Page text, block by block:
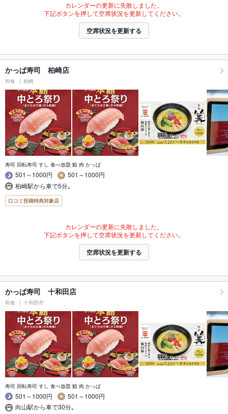
カレンダーの更新に失敗しました。
下記ボタンを押して空席状況を更新してください。
空席状況を更新する
かっぱ寿司 柏崎店
和食 柏崎
寿司 回転寿司 すし 食べ放題 鮨 肉 かっぱ
501～1000円
501～1000円
柏崎駅から車で5分｡
口コミ投稿特典対象店
カレンダーの更新に失敗しました。
下記ボタンを押して空席状況を更新してください。
空席状況を更新する
かっぱ寿司 十和田店
和食 十和田市
寿司 回転寿司 すし 食べ放題 鮨 肉 かっぱ
501～1000円
501～1000円
向山駅から車で30分｡